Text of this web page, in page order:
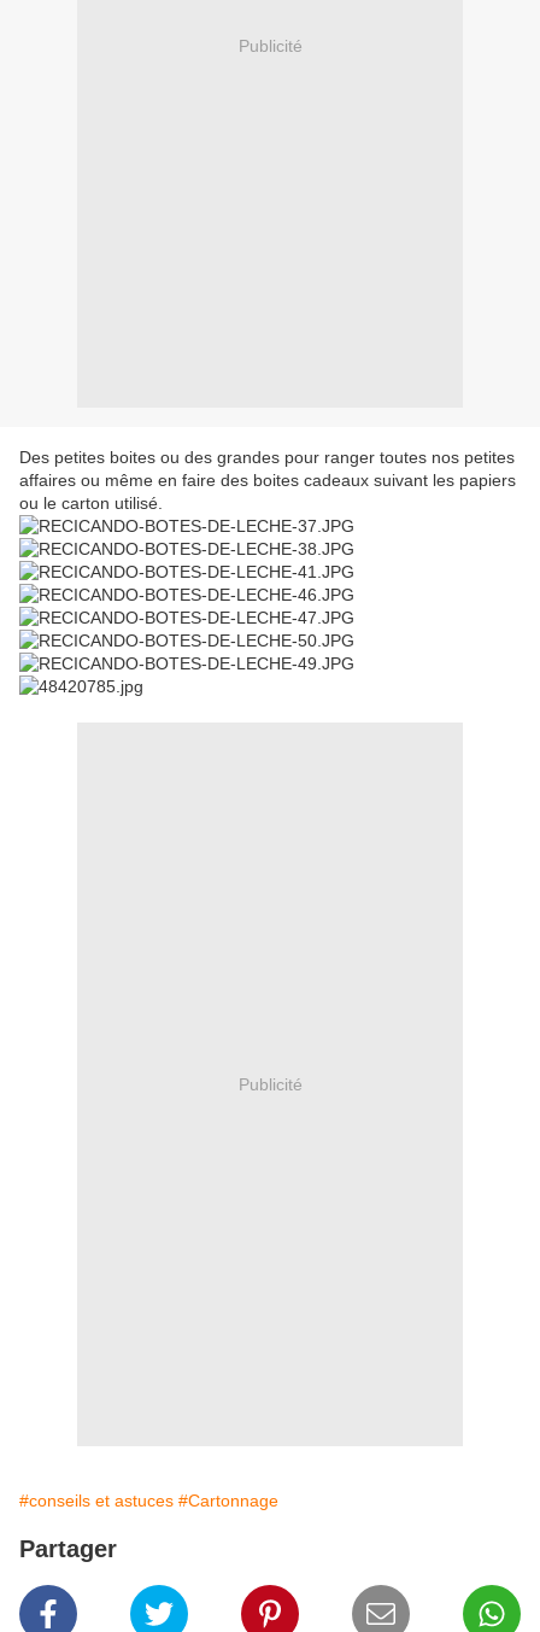
Publicité
Des petites boites ou des grandes pour ranger toutes nos petites
affaires ou même en faire des boites cadeaux suivant les papiers
ou le carton utilisé.
Publicité
#conseils et astuces #Cartonnage
Partager